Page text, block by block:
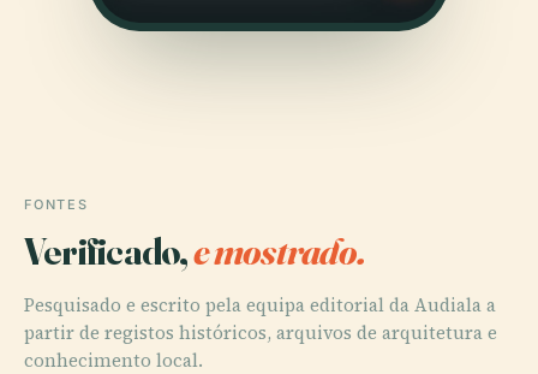
FONTES
Verificado,e mostrado.
Pesquisado e escrito pela equipa editorial da Audiala a
partir de registos históricos, arquivos de arquitetura e
conhecimento local.